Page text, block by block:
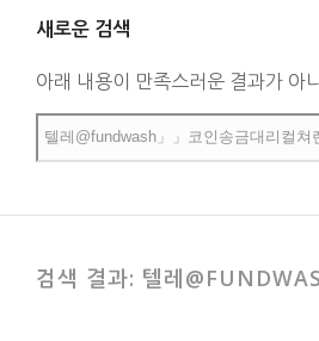
새로운 검색
아래 내용이 만족스러운 결과가 아
검색 결과: 텔레